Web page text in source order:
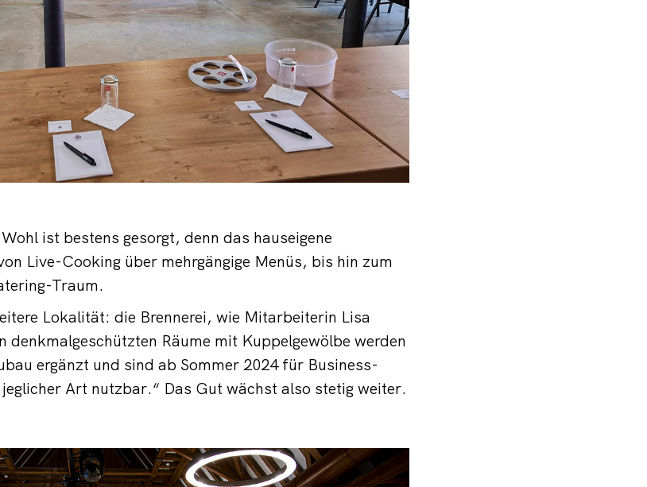
ist bestens gesorgt, denn das hauseigene
Live-Cooking über mehrgängige Menüs, bis hin zum
Traum.
Lokalität: die Brennerei, wie Mitarbeiterin Lisa
denkmalgeschützten Räume mit Kuppelgewölbe werden
ergänzt und sind ab Sommer 2024 für Business-
Art nutzbar.“ Das Gut wächst also stetig weiter.